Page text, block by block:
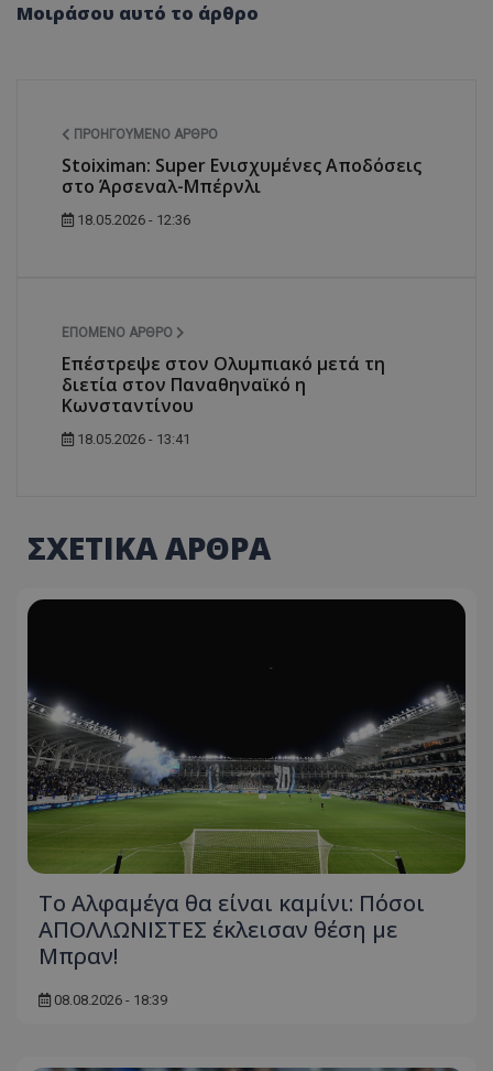
Μοιράσου αυτό το άρθρο
ΠΡΟΗΓΟΎΜΕΝΟ ΆΡΘΡΟ
Stoiximan: Super Ενισχυμένες Αποδόσεις
στο Άρσεναλ-Μπέρνλι
18.05.2026 - 12:36
ΕΠΌΜΕΝΟ ΆΡΘΡΟ
Επέστρεψε στον Ολυμπιακό μετά τη
διετία στον Παναθηναϊκό η
Κωνσταντίνου
18.05.2026 - 13:41
ΣΧΕΤΙΚΑ ΑΡΘΡΑ
Το Αλφαμέγα θα είναι καμίνι: Πόσοι
ΑΠΟΛΛΩΝΙΣΤΕΣ έκλεισαν θέση με
Μπραν!
08.08.2026 - 18:39